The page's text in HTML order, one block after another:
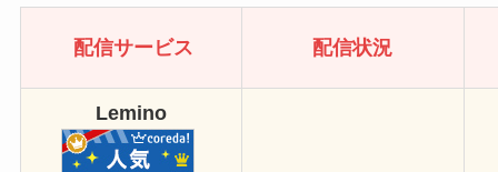
配信サービス 配信状況
Lemino